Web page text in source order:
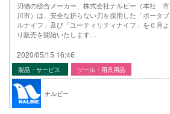
刃物の総合メーカー、株式会社ナルビー（本社 市
川市）は、安全な折らない刃を採用した「ポータブ
ルナイフ」及び「ユーティリティナイフ」を６月よ
り販売を開始いたします…
2020/05/15 16:46
製品・サービス ツール・用具用品
ナルビー